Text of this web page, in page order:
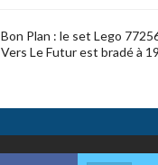
Bon Plan : le set Lego
Vers Le Futur est bradé à